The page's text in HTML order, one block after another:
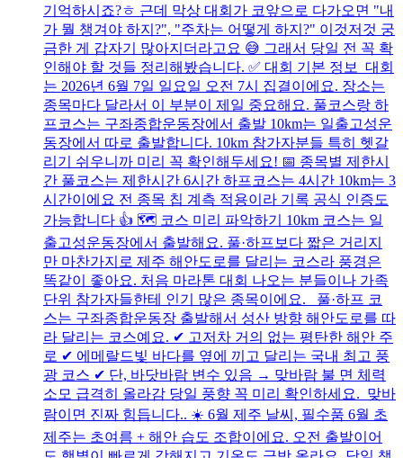
기억하시죠?ㅎ 근데 막상 대회가 코앞으로 다가오면 "내
가 뭘 챙겨야 하지?", "주차는 어떻게 하지?" 이것저것 궁
금한 게 갑자기 많아지더라고요 😅 그래서 당일 전 꼭 확
인해야 할 것들 정리해봤습니다. ✅ 대회 기본 정보 대회
는 2026년 6월 7일 일요일 오전 7시 집결이에요. 장소는
종목마다 달라서 이 부분이 제일 중요해요. 풀코스랑 하
프코스는 구좌종합운동장에서 출발 10km는 일출고성운
동장에서 따로 출발합니다. 10km 참가자분들 특히 헷갈
리기 쉬우니까 미리 꼭 확인해두세요! 📅 종목별 제한시
간 풀코스는 제한시간 6시간 하프코스는 4시간 10km는 3
시간이에요 전 종목 칩 계측 적용이라 기록 공식 인증도
가능합니다 👍 🗺️ 코스 미리 파악하기 10km 코스는 일
출고성운동장에서 출발해요. 풀·하프보다 짧은 거리지
만 마찬가지로 제주 해안도로를 달리는 코스라 풍경은
똑같이 좋아요. 처음 마라톤 대회 나오는 분들이나 가족
단위 참가자들한테 인기 많은 종목이에요. 풀·하프 코
스는 구좌종합운동장 출발해서 성산 방향 해안도로를 따
라 달리는 코스예요. ✔ 고저차 거의 없는 평탄한 해안 주
로 ✔ 에메랄드빛 바다를 옆에 끼고 달리는 국내 최고 풍
광 코스 ✔ 단, 바닷바람 변수 있음 → 맞바람 불 면 체력
소모 급격히 올라감 당일 풍향 꼭 미리 확인하세요. 맞바
람이면 진짜 힘듭니다.. ☀️ 6월 제주 날씨, 필수품 6월 초
제주는 초여름 + 해안 습도 조합이에요. 오전 출발이어